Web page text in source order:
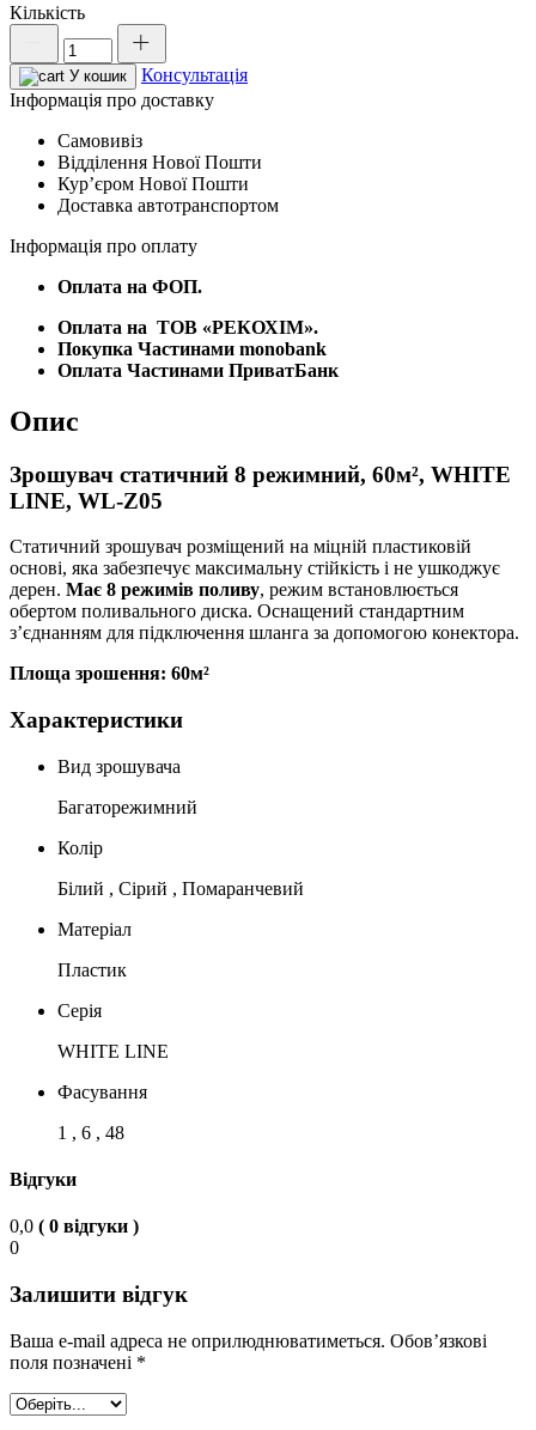
Кількість
Зрошувач
статичний
8
режимний,
LINE,
WL-
Z05
кількість
У кошик
Консультація
Інформація про доставку
Самовивіз
Відділення Нової Пошти
Курʼєром Нової Пошти
Доставка автотранспортом
Інформація про оплату
Оплата на ФОП.
Оплата на ТОВ «РЕКОХІМ».
Покупка Частинами monobank
Оплата Частинами ПриватБанк
Опис
Зрошувач статичний 8 режимний, 60м², WHITE
LINE, WL-Z05
Статичний зрошувач розміщений на міцній пластиковій
основі, яка забезпечує максимальну стійкість і не ушкоджує
дерен. Має 8 режимів поливу, режим встановлюється
обертом поливального диска. Оснащений стандартним
з’єднанням для підключення шланга за допомогою конектора.
Площа зрошення: 60м²
Характеристики
Вид зрошувача
Багаторежимний
Колір
Білий , Сірий , Помаранчевий
Матеріал
Пластик
Серія
WHITE LINE
Фасування
1 , 6 , 48
Відгуки
0,0 ( 0 відгуки )
0
Залишити відгук
Ваша e-mail адреса не оприлюднюватиметься. Обов’язкові
поля позначені *